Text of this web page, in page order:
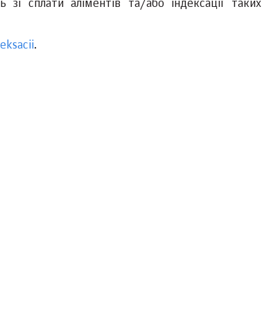
сплати аліментів та/або індексації таких
.